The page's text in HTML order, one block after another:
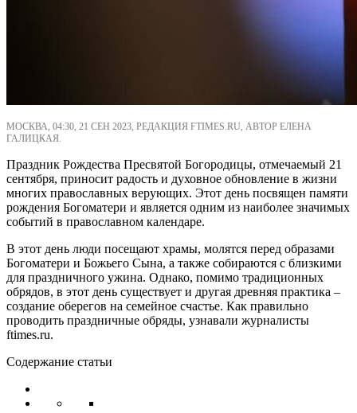
МОСКВА, 04:30, 21 СЕН 2023, РЕДАКЦИЯ FTIMES.RU, АВТОР ЕЛЕНА
ГАЛИЦКАЯ.
Праздник Рождества Пресвятой Богородицы, отмечаемый 21
сентября, приносит радость и духовное обновление в жизни
многих православных верующих. Этот день посвящен памяти
рождения Богоматери и является одним из наиболее значимых
событий в православном календаре.
В этот день люди посещают храмы, молятся перед образами
Богоматери и Божьего Сына, а также собираются с близкими
для праздничного ужина. Однако, помимо традиционных
обрядов, в этот день существует и другая древняя практика –
создание оберегов на семейное счастье. Как правильно
проводить праздничные обряды, узнавали журналисты
ftimes.ru.
Содержание статьи